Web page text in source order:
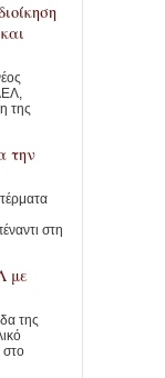
της
την
στη
με
της
στο